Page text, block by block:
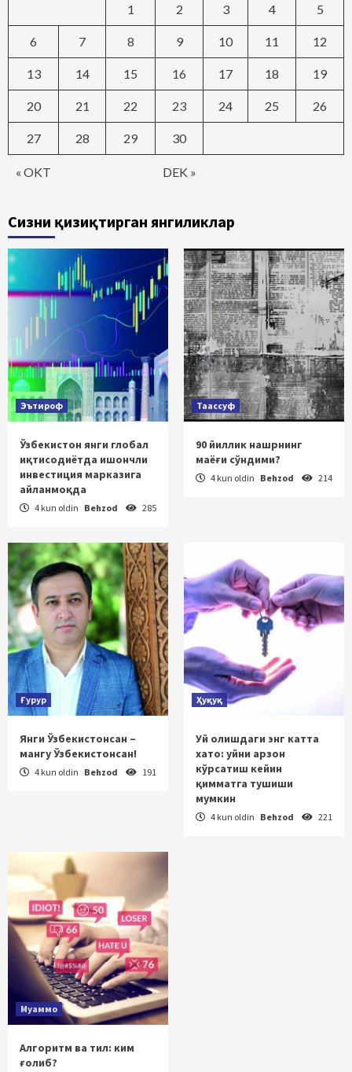
« OKT DEK »
1 2 3 4 5
6 7 8 9 10 11 12
13 14 15 16 17 18 19
20 21 22 23 24 25 26
27 28 29 30
Сизни қизиқтирган янгиликлар
Эътироф
Ўзбекистон янги глобал
иқтисодиётда ишончли
инвестиция марказига
айланмоқда
4 kun oldin Behzod 285
Таассуф
90 йиллик нашрнинг
маёғи сўндими?
4 kun oldin Behzod 214
Ғурур
Янги Ўзбекистонсан –
мангу Ўзбекистонсан!
4 kun oldin Behzod 191
Ҳуқуқ
Уй олишдаги энг катта
хато: уйни арзон
кўрсатиш кейин
қимматга тушиши
мумкин
4 kun oldin Behzod 221
Муаммо
Алгоритм ва тил: ким
ғолиб?